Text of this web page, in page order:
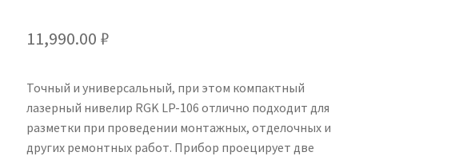
11,990.00 ₽
Точный и универсальный, при этом компактный
лазерный нивелир RGK LP-106 отлично подходит для
разметки при проведении монтажных, отделочных и
других ремонтных работ. Прибор проецирует две